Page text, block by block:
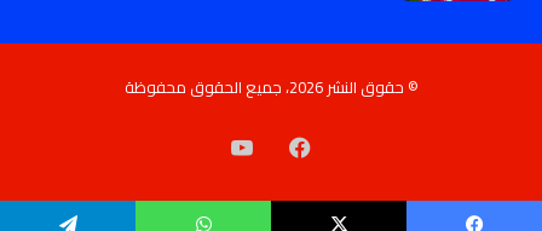
© حقوق النشر 2026، جميع الحقوق محفوظة
فيسبوك‫YouTube